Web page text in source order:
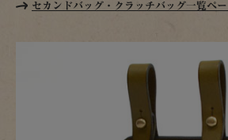
セカンドバッグ・クラッチバッグ一覧ペ